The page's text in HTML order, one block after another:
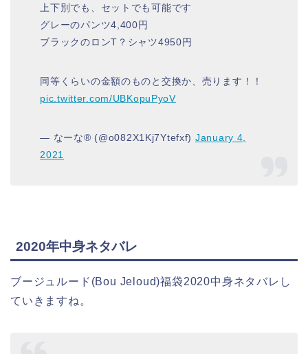
上下別でも、セットでも可能です
グレーのパンツ4,400円
ブラックのロンT？シャツ4950円
同等くらいの金額のものと交換か、売ります！！
pic.twitter.com/UBKopuPyoV
— なーな®︎ (@o082X1Kj7Ytefxf) January 4,
2021
2020年中身ネタバレ
ブージュルード(Bou Jeloud)福袋2020中身ネタバレし
ていきますね。